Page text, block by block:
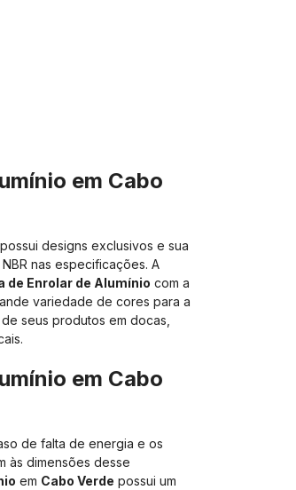
em Cabo
possui designs exclusivos e sua
nas especificações. A
de Enrolar de Alumínio com a
variedade de cores para a
seus produtos em docas,
em Cabo
de falta de energia e os
às dimensões desse
em Cabo Verde possui um